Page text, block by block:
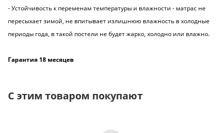
- Устойчивость к переменам температуры и влажности - матрас не
пересыхает зимой, не впитывает излишнюю влажность в холодные
периоды года, в такой постели не будет жарко, холодно или влажно.
Гарантия 18 месяцев
С этим товаром покупают